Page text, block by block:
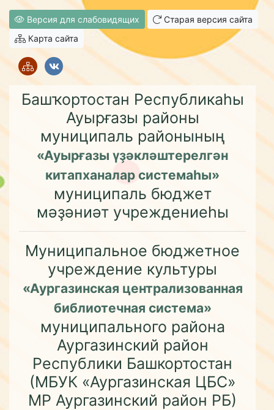
Версия для слабовидящих
Старая версия сайта
Карта сайта
Башҡортостан Республикаһы
Ауырғазы районы
муниципаль районының
«Ауырғазы үҙәкләштерелгән
китапханалар системаһы»
муниципаль бюджет
мәҙәниәт учреждениеһы
Муниципальное бюджетное
учреждение культуры
«Аургазинская централизованная
библиотечная система»
муниципального района
Аургазинский район
Республики Башкортостан
(МБУК «Аургазинская ЦБС»
МР Аургазинский район РБ)